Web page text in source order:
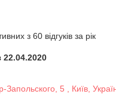
з 60 відгуків за рік
Запольского, 5 , Київ,